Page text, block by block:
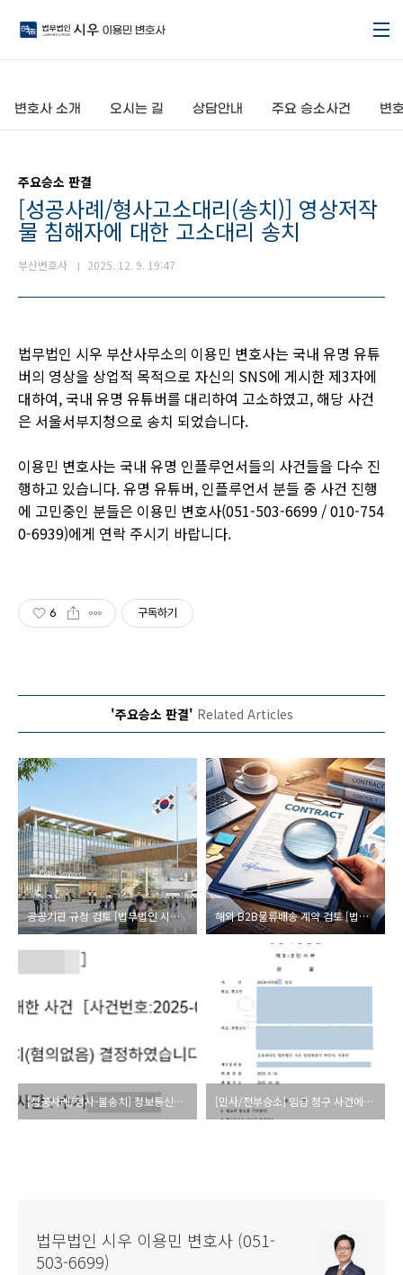
변호사 소개 오시는 길 상담안내 주요 승소사건 변
주요승소 판결
[성공사례/형사고소대리(송치)] 영상저작
물 침해자에 대한 고소대리 송치
부산변호사 2025. 12. 9. 19:47
법무법인 시우 부산사무소의 이용민 변호사는 국내 유명 유튜
버의 영상을 상업적 목적으로 자신의 SNS에 게시한 제3자에
대하여, 국내 유명 유튜버를 대리하여 고소하였고, 해당 사건
은 서울서부지청으로 송치 되었습니다.
이용민 변호사는 국내 유명 인플루언서들의 사건들을 다수 진
행하고 있습니다. 유명 유튜버, 인플루언서 분들 중 사건 진행
에 고민중인 분들은 이용민 변호사(051-503-6699 / 010-754
0-6939)에게 연락 주시기 바랍니다.
6 구독하기
'주요승소 판결' Related Articles
공공기관 규정 검토 [법무법인 시우 부산 이용민 변호사 / 부산기업자문변호사] 해외 B2B물류배송 계약 검토 [법무법인 시우 부산 이용민 변호사]
[성공사례/형사-불송치] 정보통신망이용촉진및정보보호등에관한법률위반(명예훼손) 등 [민사/전부승소] 임금 청구 사건에서 상대방 항소 기각 [법무법인 시우 부산 이용민 변호사]
법무법인 시우 이용민 변호사 (051-
503-6699)